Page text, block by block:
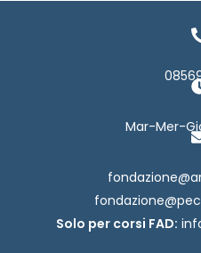
Mar-Mer-
Solo per corsi FAD: